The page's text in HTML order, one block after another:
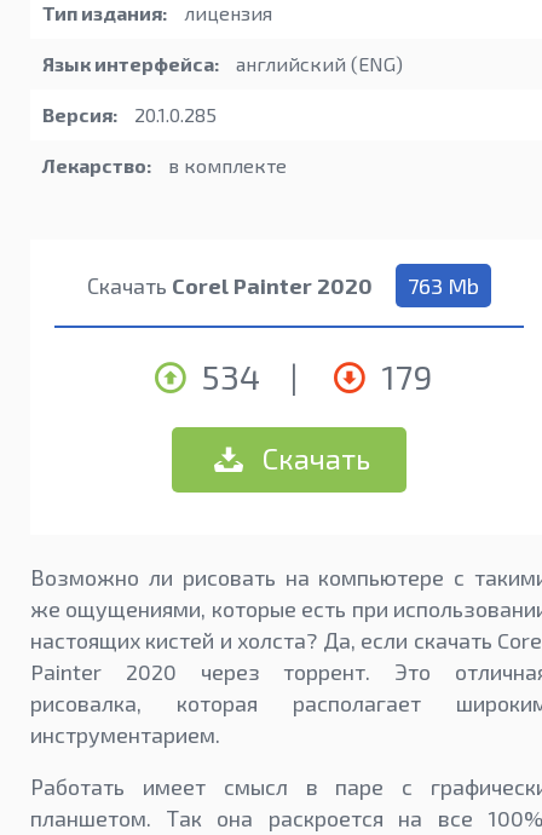
Тип издания: лицензия
Язык интерфейса: английский (ENG)
Версия: 20.1.0.285
Лекарство: в комплекте
Скачать Corel Painter 2020 763 Mb
534 | 179
Скачать
Возможно ли рисовать на компьютере с
же ощущениями, которые есть при
настоящих кистей и холста? Да, если скачать
Painter 2020 через торрент. Это
рисовалка, которая располагает
инструментарием.
Работать имеет смысл в паре с
планшетом. Так она раскроется на все